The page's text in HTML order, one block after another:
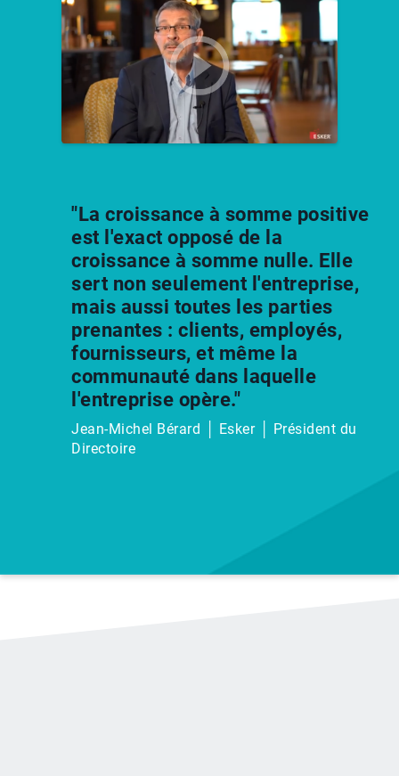
"La croissance à somme positive
est l'exact opposé de la
croissance à somme nulle. Elle
sert non seulement l'entreprise,
mais aussi toutes les parties
prenantes : clients, employés,
fournisseurs, et même la
communauté dans laquelle
l'entreprise opère."
Jean-Michel Bérard │ Esker │ Président du
Directoire